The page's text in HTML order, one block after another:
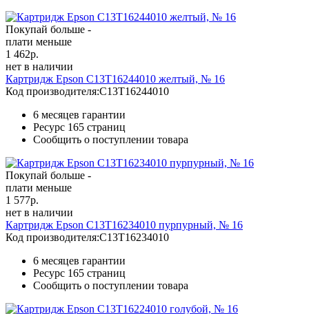
Покупай больше -
плати меньше
1 462р.
нет в наличии
Картридж Epson C13T16244010 желтый, № 16
Код производителя:C13T16244010
6 месяцев гарантии
Ресурс 165 страниц
Сообщить о поступлении товара
Покупай больше -
плати меньше
1 577р.
нет в наличии
Картридж Epson C13T16234010 пурпурный, № 16
Код производителя:C13T16234010
6 месяцев гарантии
Ресурс 165 страниц
Сообщить о поступлении товара